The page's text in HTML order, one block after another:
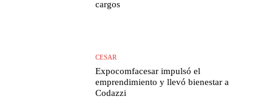
cargos
CESAR
Expocomfacesar impulsó el
emprendimiento y llevó bienestar a
Codazzi